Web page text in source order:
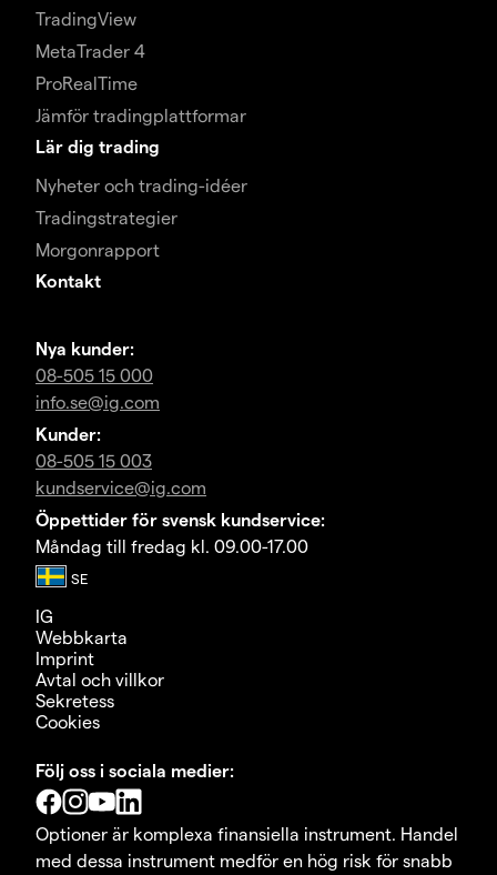
TradingView
MetaTrader 4
ProRealTime
Jämför tradingplattformar
Lär dig trading
Nyheter och trading-idéer
Tradingstrategier
Morgonrapport
Kontakt
Nya kunder:
08-505 15 000
info.se@ig.com
Kunder:
08-505 15 003
kundservice@ig.com
Öppettider för svensk kundservice:
Måndag till fredag kl. 09.00-17.00
IG
Webbkarta
Imprint
Avtal och villkor
Sekretess
Cookies
Följ oss i sociala medier:
Optioner är komplexa finansiella instrument. Handel
med dessa instrument medför en hög risk för snabb